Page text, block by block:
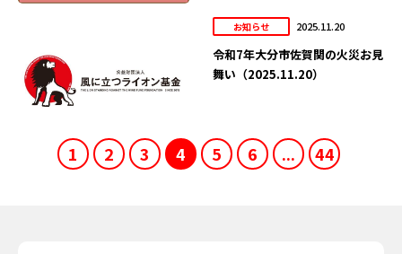
お知らせ 2025.11.20
令和7年大分市佐賀関の火災お見
舞い（2025.11.20）
1 2 3 4 5 6 ... 44